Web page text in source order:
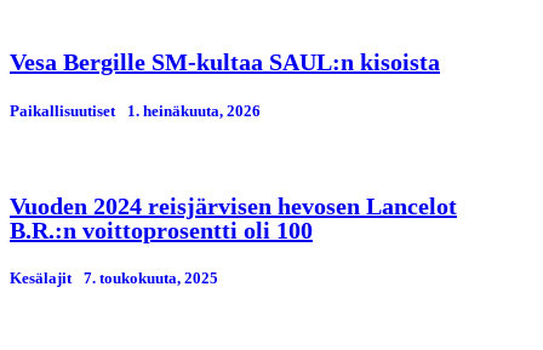
Vesa Bergille SM-kultaa SAUL:n kisoista
Paikallisuutiset 1. heinäkuuta, 2026
Vuoden 2024 reisjärvisen hevosen Lancelot
B.R.:n voittoprosentti oli 100
Kesälajit 7. toukokuuta, 2025